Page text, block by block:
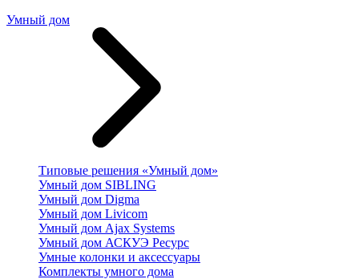
Умный дом
Типовые решения «Умный дом»
Умный дом SIBLING
Умный дом Digma
Умный дом Livicom
Умный дом Ajax Systems
Умный дом АСКУЭ Ресурс
Умные колонки и аксессуары
Комплекты умного дома